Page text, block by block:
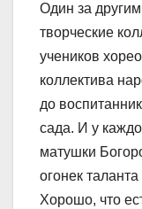
Один за
творческие
учеников
коллектива
до
сада. И у
матушки
огонек
Хорошо, что